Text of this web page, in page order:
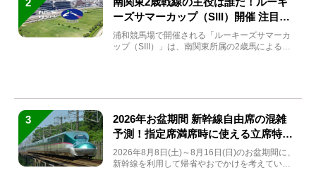
ーズサマーカップ（SIII）開催 注目馬
と見どころをチェック
浦和競馬場で開催される「ルーキーズサマーカ
ップ（SIII）」は、南関東所属の2歳馬による注
3
2026年お盆期間 新幹線自由席の混雑
予測！指定席満席時に使える立席特急
券も解説
2026年8月8日(土)～8月16日(日)のお盆期間に、
新幹線を利用して帰省やおでかけを考えている